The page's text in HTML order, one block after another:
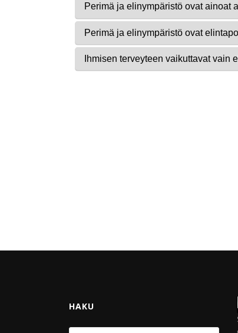
HAKU